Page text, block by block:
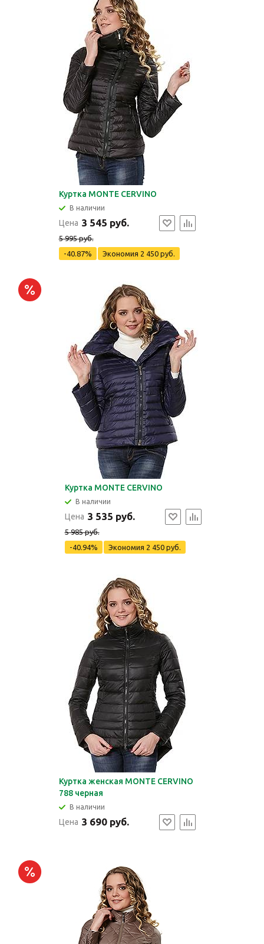
Куртка MONTE CERVINO
В наличии
Цена 3 545 руб.
5 995 руб.
-40.87%
Экономия 2 450 руб.
Куртка MONTE CERVINO
В наличии
Цена 3 535 руб.
5 985 руб.
-40.94%
Экономия 2 450 руб.
Куртка женская MONTE CERVINO
788 черная
В наличии
Цена 3 690 руб.